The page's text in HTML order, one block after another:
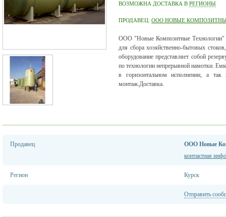
ВОЗМОЖНА ДОСТАВКА В РЕГИОНЫ
ПРОДАВЕЦ: ООО НОВЫЕ
ООО "Новые Композитные Технологии"
для сбора хозяйственно-бытовых
оборудование представляет собой
по технологии непрерывной намотки.
в горизонтальном исполнении, а
монтаж.Доставка.
Продавец
ООО Новые
контактная
Регион Курск
Отправить